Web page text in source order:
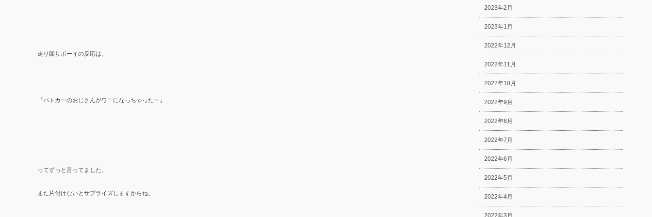
走り回りボーイの反応は。
『パトカーのおじさんがワニになっちゃったー』
ってずっと言ってました。
また片付けないとサプライズしますからね。
2023年2月
2023年1月
2022年12月
2022年11月
2022年10月
2022年9月
2022年8月
2022年7月
2022年6月
2022年5月
2022年4月
2022年3月